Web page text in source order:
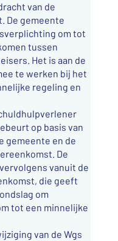
van de
De gemeente
om tot
tussen
Het is aan de
te werken bij het
regeling en
op basis van
gemeente en de
De
vanuit de
die geeft
om
tot een minnelijke
van de Wgs